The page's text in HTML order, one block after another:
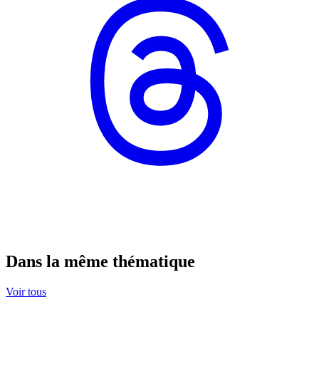
Dans la même thématique
Voir tous